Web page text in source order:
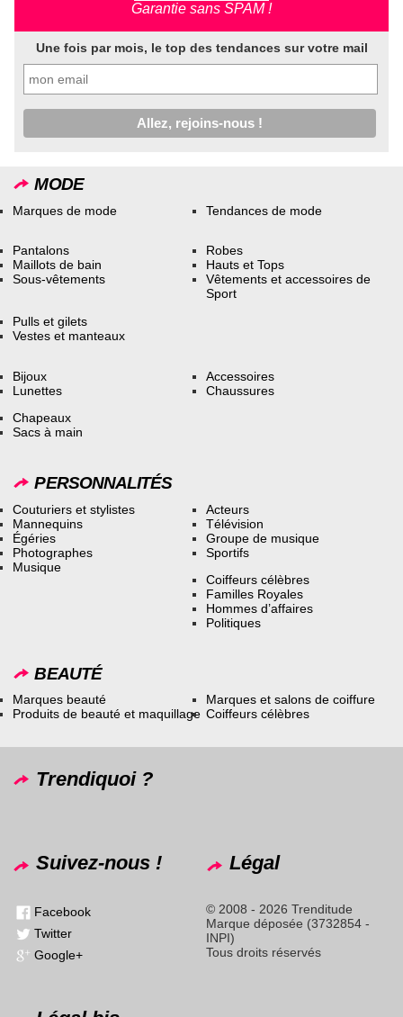
Garantie sans SPAM !
Une fois par mois, le top des tendances sur votre mail
MODE
Marques de mode Tendances de mode
Pantalons
Maillots de bain
Sous-vêtements
Robes
Hauts et Tops
Vêtements et accessoires de
Sport
Pulls et gilets
Vestes et manteaux
Bijoux
Lunettes
Accessoires
Chaussures
Chapeaux
Sacs à main
PERSONNALITÉS
Couturiers et stylistes
Mannequins
Égéries
Photographes
Musique
Acteurs
Télévision
Groupe de musique
Sportifs
Coiffeurs célèbres
Familles Royales
Hommes d’affaires
Politiques
BEAUTÉ
Marques beauté
Produits de beauté et maquillage
Marques et salons de coiffure
Coiffeurs célèbres
Trendiquoi ?
Suivez-nous !
Facebook
Twitter
Google+
Légal
© 2008 - 2026 Trenditude
Marque déposée (3732854 -
INPI)
Tous droits réservés